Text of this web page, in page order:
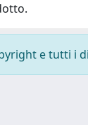
e tutti i